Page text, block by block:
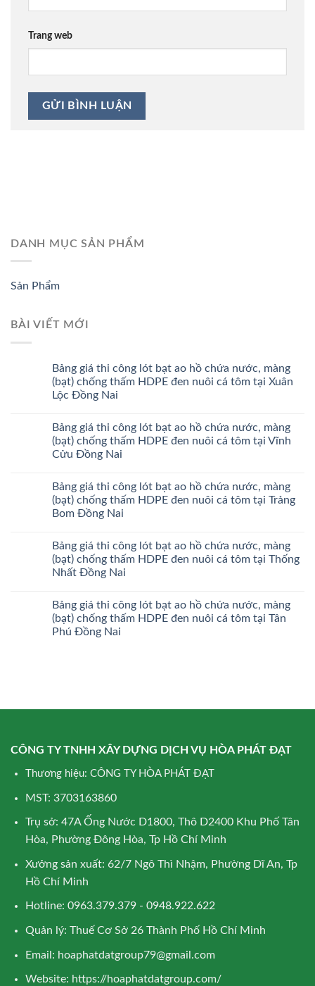
Trang web
DANH MỤC SẢN PHẨM
Sản Phẩm
BÀI VIẾT MỚI
Bảng giá thi công lót bạt ao hồ chứa nước, màng
(bạt) chống thấm HDPE đen nuôi cá tôm tại Xuân
Lộc Đồng Nai
Bảng giá thi công lót bạt ao hồ chứa nước, màng
(bạt) chống thấm HDPE đen nuôi cá tôm tại Vĩnh
Cửu Đồng Nai
Bảng giá thi công lót bạt ao hồ chứa nước, màng
(bạt) chống thấm HDPE đen nuôi cá tôm tại Trảng
Bom Đồng Nai
Bảng giá thi công lót bạt ao hồ chứa nước, màng
(bạt) chống thấm HDPE đen nuôi cá tôm tại Thống
Nhất Đồng Nai
Bảng giá thi công lót bạt ao hồ chứa nước, màng
(bạt) chống thấm HDPE đen nuôi cá tôm tại Tân
Phú Đồng Nai
CÔNG TY TNHH XÂY DỰNG DỊCH VỤ HÒA PHÁT ĐẠT
Thương hiệu: CÔNG TY HÒA PHÁT ĐẠT
MST: 3703163860
Trụ sở: 47A Ống Nước D1800, Thô D2400 Khu Phố Tân
Hòa, Phường Đông Hòa, Tp Hồ Chí Minh
Xưởng sản xuất: 62/7 Ngô Thì Nhậm, Phường Dĩ An, Tp
Hồ Chí Minh
Hotline: 0963.379.379 - 0948.922.622
Quản lý: Thuế Cơ Sở 26 Thành Phố Hồ Chí Minh
Email: hoaphatdatgroup79@gmail.com
Website: https://hoaphatdatgroup.com/